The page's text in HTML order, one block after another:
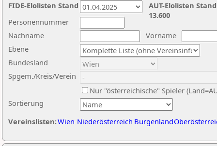
Nachname
Vorname
Ebene
Sortierung
Personennummer
Bundesland
Spgem./Kreis/Verein
Nur "österreichische" Spieler
Vereinslisten:Wien Niederösterreich Burgenland
AUT-Elolisten
13.600
FIDE-Elolisten Stand